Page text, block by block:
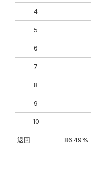
4
5
6
7
8
9
10
返回 86.49%